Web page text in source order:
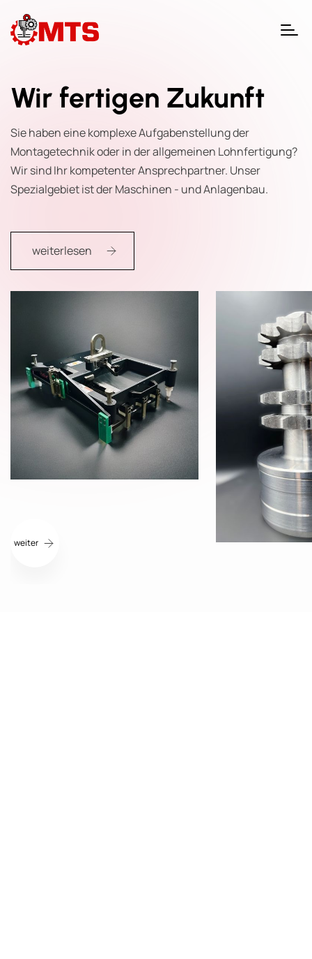
Wir fertigen Zukunft
Sie haben eine komplexe Aufgabenstellung der
Montagetechnik oder in der allgemeinen Lohnfertigung?
Wir sind Ihr kompetenter Ansprechpartner. Unser
Spezialgebiet ist der Maschinen - und Anlagenbau.
weiterlesen
weiter